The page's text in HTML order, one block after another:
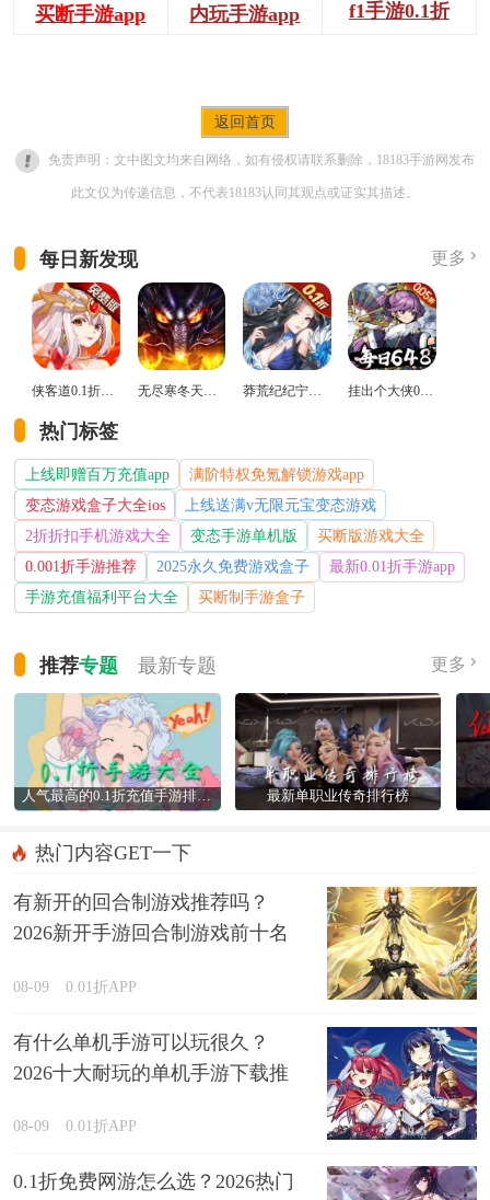
买断手游app 内玩手游app f1手游0.1折
返回首页
免责声明：文中图文均来自网络，如有侵权请联系删除，18183手游网发布
此文仅为传递信息，不代表18183认同其观点或证实其描述。
每日新发现 更多
侠客道0.1折变态版 无尽寒冬天蛇新春送礼版 莽荒纪纪宁传奇0.1折送无限连抽版 挂出个大侠0.05折免单福利版
热门标签
上线即赠百万充值app
满阶特权免氪解锁游戏app
变态游戏盒子大全ios
上线送满v无限元宝变态游戏
2折折扣手机游戏大全
变态手游单机版
买断版游戏大全
0.001折手游推荐
2025永久免费游戏盒子
最新0.01折手游app
手游充值福利平台大全
买断制手游盒子
推荐专题 最新专题 更多
人气最高的0.1折充值手游排行榜 最新单职业传奇排行榜
热门内容GET一下
有新开的回合制游戏推荐吗？
2026新开手游回合制游戏前十名
08-09 0.01折APP
有什么单机手游可以玩很久？
2026十大耐玩的单机手游下载推
08-09 0.01折APP
0.1折免费网游怎么选？2026热门